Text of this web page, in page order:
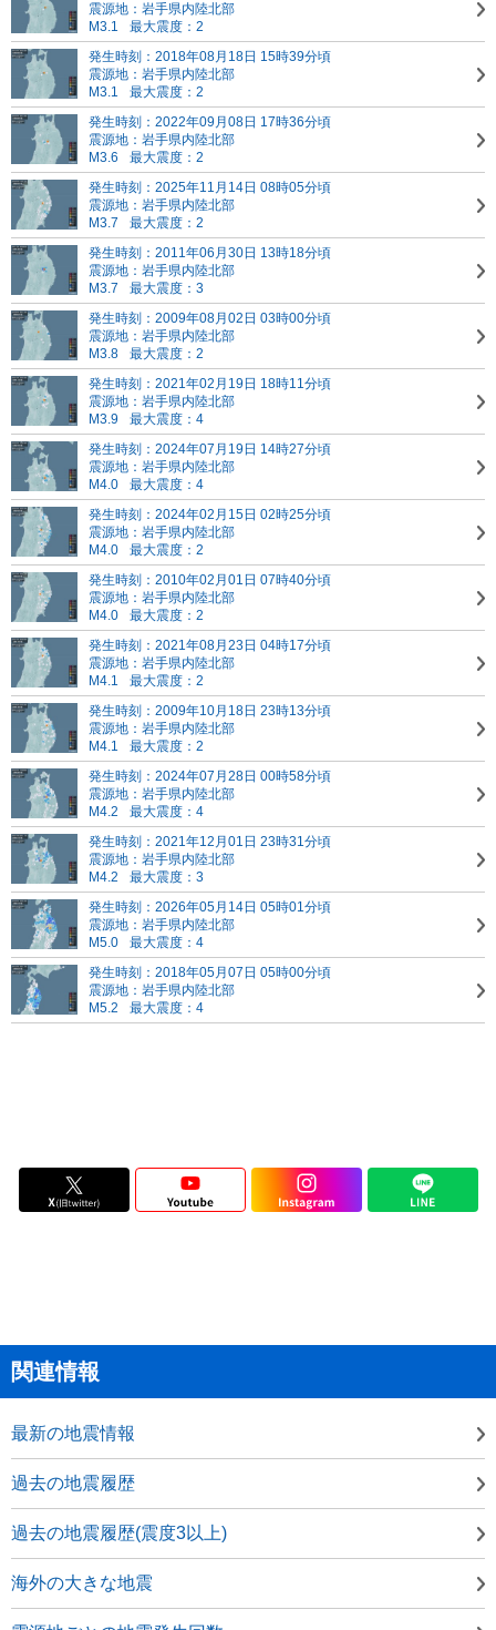
震源地：岩手県内陸北部
M3.1
最大震度：2
発生時刻：2018年08月18日 15時39分頃
震源地：岩手県内陸北部
M3.1
最大震度：2
発生時刻：2022年09月08日 17時36分頃
震源地：岩手県内陸北部
M3.6
最大震度：2
発生時刻：2025年11月14日 08時05分頃
震源地：岩手県内陸北部
M3.7
最大震度：2
発生時刻：2011年06月30日 13時18分頃
震源地：岩手県内陸北部
M3.7
最大震度：3
発生時刻：2009年08月02日 03時00分頃
震源地：岩手県内陸北部
M3.8
最大震度：2
発生時刻：2021年02月19日 18時11分頃
震源地：岩手県内陸北部
M3.9
最大震度：4
発生時刻：2024年07月19日 14時27分頃
震源地：岩手県内陸北部
M4.0
最大震度：4
発生時刻：2024年02月15日 02時25分頃
震源地：岩手県内陸北部
M4.0
最大震度：2
発生時刻：2010年02月01日 07時40分頃
震源地：岩手県内陸北部
M4.0
最大震度：2
発生時刻：2021年08月23日 04時17分頃
震源地：岩手県内陸北部
M4.1
最大震度：2
発生時刻：2009年10月18日 23時13分頃
震源地：岩手県内陸北部
M4.1
最大震度：2
発生時刻：2024年07月28日 00時58分頃
震源地：岩手県内陸北部
M4.2
最大震度：4
発生時刻：2021年12月01日 23時31分頃
震源地：岩手県内陸北部
M4.2
最大震度：3
発生時刻：2026年05月14日 05時01分頃
震源地：岩手県内陸北部
M5.0
最大震度：4
発生時刻：2018年05月07日 05時00分頃
震源地：岩手県内陸北部
M5.2
最大震度：4
関連情報
最新の地震情報
過去の地震履歴
過去の地震履歴(震度3以上)
海外の大きな地震